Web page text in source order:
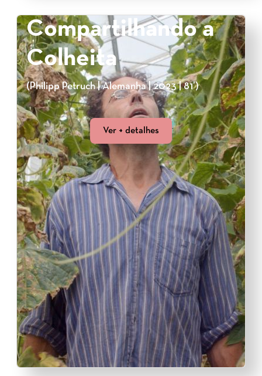
Compartilhando a
Colheita
(Philipp Petruch | Alemanha | 2023 | 81’)
Ver + detalhes